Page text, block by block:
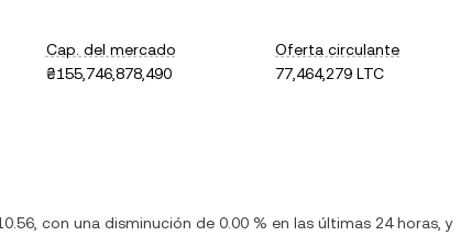
Cap. del mercado
₴155,746,878,490
Oferta circulante
77,464,279 LTC
, con una disminución de 0.00 % en las últimas 24 horas, y